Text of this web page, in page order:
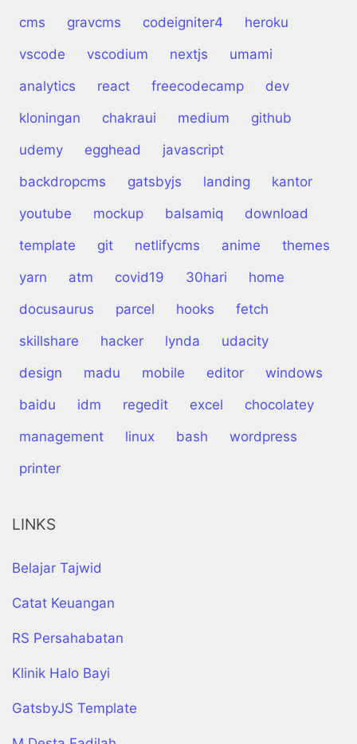
cms
gravcms codeigniter4
heroku
vscode
vscodium nextjs
umami
analytics
react freecodecamp
dev
kloningan
chakraui medium
github
udemy
egghead
javascript
backdropcms
gatsbyjs landing
kantor
youtube
mockup balsamiq
download
template
git netlifycms anime
themes
yarn
atm covid19 30hari
home
docusaurus
parcel hooks
fetch
skillshare
hacker lynda
udacity
design
madu mobile editor
windows
baidu
idm regedit excel
chocolatey
management
linux bash
wordpress
printer
LINKS
Belajar Tajwid
Catat Keuangan
RS Persahabatan
Klinik Halo Bayi
GatsbyJS Template